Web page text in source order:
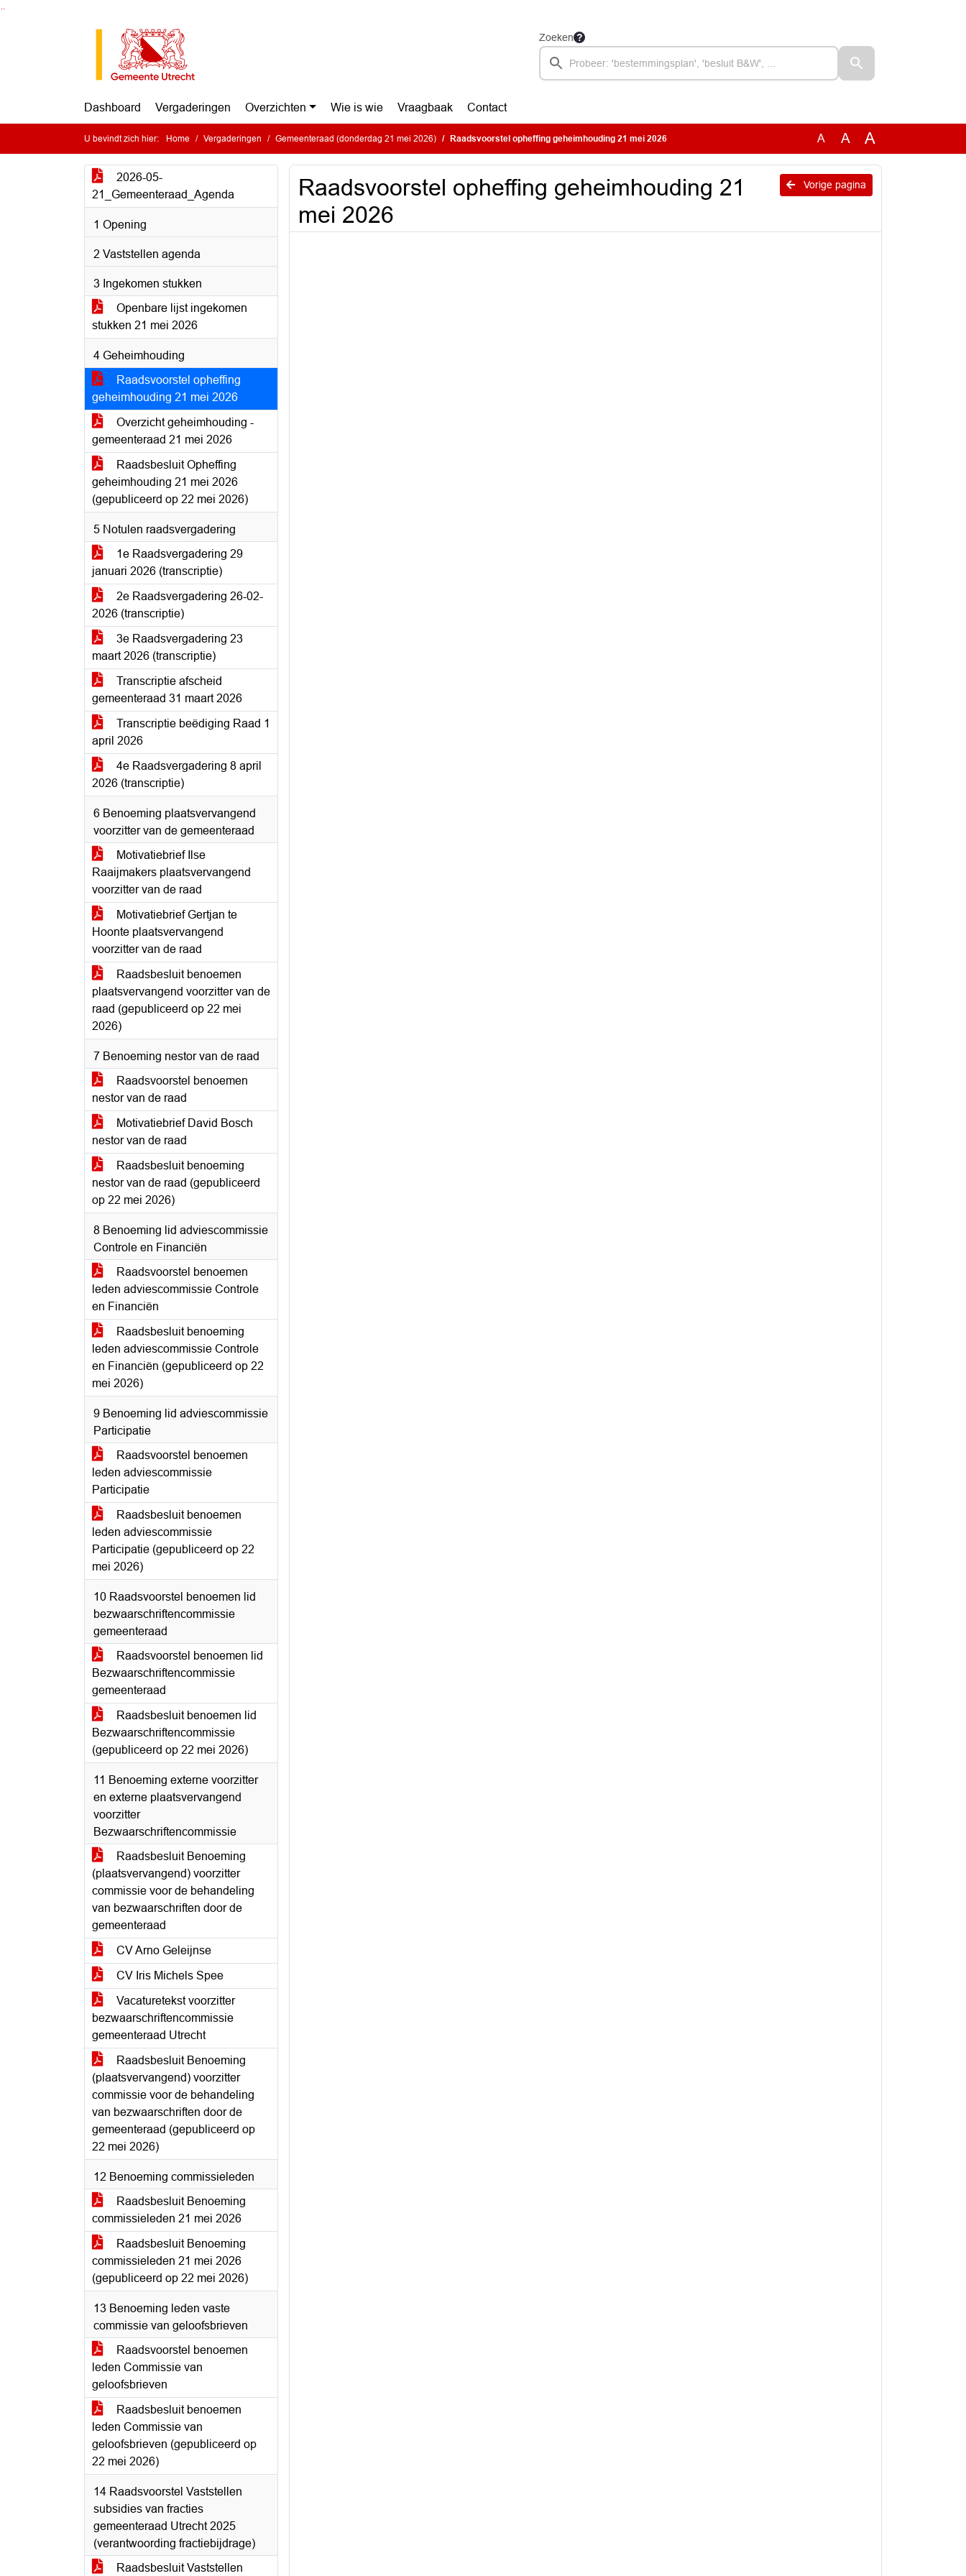
Zoeken
Dashboard Vergaderingen Overzichten Wie is wie Vraagbaak Contact
U bevindt zich hier: Home Vergaderingen Gemeenteraad (donderdag 21 mei 2026) Raadsvoorstel opheffing geheimhouding 21 mei 2026 A A A
2026-05-
21_Gemeenteraad_Agenda
1 Opening
2 Vaststellen agenda
3 Ingekomen stukken
Openbare lijst ingekomen
stukken 21 mei 2026
4 Geheimhouding
Raadsvoorstel opheffing
geheimhouding 21 mei 2026
Overzicht geheimhouding -
gemeenteraad 21 mei 2026
Raadsbesluit Opheffing
geheimhouding 21 mei 2026
(gepubliceerd op 22 mei 2026)
5 Notulen raadsvergadering
1e Raadsvergadering 29
januari 2026 (transcriptie)
2e Raadsvergadering 26-02-
2026 (transcriptie)
3e Raadsvergadering 23
maart 2026 (transcriptie)
Transcriptie afscheid
gemeenteraad 31 maart 2026
Transcriptie beëdiging Raad 1
april 2026
4e Raadsvergadering 8 april
2026 (transcriptie)
6 Benoeming plaatsvervangend
voorzitter van de gemeenteraad
Motivatiebrief Ilse
Raaijmakers plaatsvervangend
voorzitter van de raad
Motivatiebrief Gertjan te
Hoonte plaatsvervangend
voorzitter van de raad
Raadsbesluit benoemen
plaatsvervangend voorzitter van de
raad (gepubliceerd op 22 mei
2026)
7 Benoeming nestor van de raad
Raadsvoorstel benoemen
nestor van de raad
Motivatiebrief David Bosch
nestor van de raad
Raadsbesluit benoeming
nestor van de raad (gepubliceerd
op 22 mei 2026)
8 Benoeming lid adviescommissie
Controle en Financiën
Raadsvoorstel benoemen
leden adviescommissie Controle
en Financiën
Raadsbesluit benoeming
leden adviescommissie Controle
en Financiën (gepubliceerd op 22
mei 2026)
9 Benoeming lid adviescommissie
Participatie
Raadsvoorstel benoemen
leden adviescommissie
Participatie
Raadsbesluit benoemen
leden adviescommissie
Participatie (gepubliceerd op 22
mei 2026)
10 Raadsvoorstel benoemen lid
bezwaarschriftencommissie
gemeenteraad
Raadsvoorstel benoemen lid
Bezwaarschriftencommissie
gemeenteraad
Raadsbesluit benoemen lid
Bezwaarschriftencommissie
(gepubliceerd op 22 mei 2026)
11 Benoeming externe voorzitter
en externe plaatsvervangend
voorzitter
Bezwaarschriftencommissie
Raadsbesluit Benoeming
(plaatsvervangend) voorzitter
commissie voor de behandeling
van bezwaarschriften door de
gemeenteraad
CV Arno Geleijnse
CV Iris Michels Spee
Vacaturetekst voorzitter
bezwaarschriftencommissie
gemeenteraad Utrecht
Raadsbesluit Benoeming
(plaatsvervangend) voorzitter
commissie voor de behandeling
van bezwaarschriften door de
gemeenteraad (gepubliceerd op
22 mei 2026)
12 Benoeming commissieleden
Raadsbesluit Benoeming
commissieleden 21 mei 2026
Raadsbesluit Benoeming
commissieleden 21 mei 2026
(gepubliceerd op 22 mei 2026)
13 Benoeming leden vaste
commissie van geloofsbrieven
Raadsvoorstel benoemen
leden Commissie van
geloofsbrieven
Raadsbesluit benoemen
leden Commissie van
geloofsbrieven (gepubliceerd op
22 mei 2026)
14 Raadsvoorstel Vaststellen
subsidies van fracties
gemeenteraad Utrecht 2025
(verantwoording fractiebijdrage)
Raadsbesluit Vaststellen
Vorige pagina
Raadsvoorstel opheffing geheimhouding 21
mei 2026